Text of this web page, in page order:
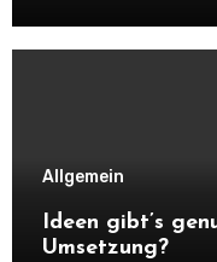
Allgemein
Ideen gibt’s
Umsetzung?